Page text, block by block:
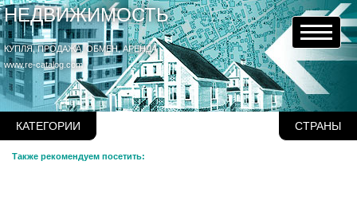
НЕДВИЖИМОСТЬ
КУПЛЯ, ПРОДАЖА, ОБМЕН, АРЕНДА
www.re-catalog.com
КАТЕГОРИИ СТРАНЫ
Также рекомендуем посетить: